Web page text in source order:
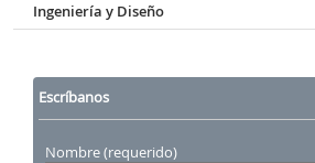
Ingeniería y Diseño
Escríbanos
Nombre (requerido)